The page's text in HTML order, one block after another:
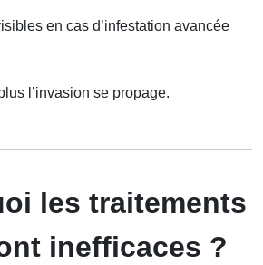
en cas d’infestation avancée
l’invasion se propage.
les traitements
inefficaces ?